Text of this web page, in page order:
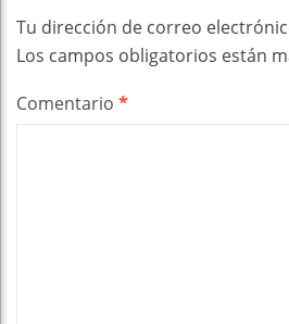
Tu dirección de correo
Los campos obligatorios están
Comentario *